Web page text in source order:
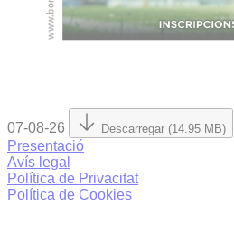
07-08-26 Descarregar (14.95 MB)
Presentació
Avís legal
Política de Privacitat
Política de Cookies